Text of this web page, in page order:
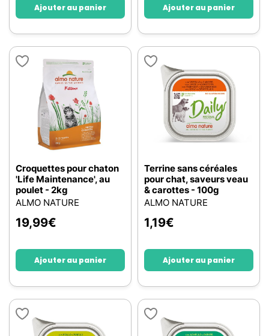
Ajouter au panier Ajouter au panier
Croquettes pour chaton
'Life Maintenance', au
poulet - 2kg
ALMO NATURE
19,99€
Ajouter au panier
Terrine sans céréales
pour chat, saveurs veau
& carottes - 100g
ALMO NATURE
1,19€
Ajouter au panier